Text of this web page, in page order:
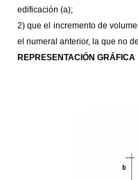
edificación (a);
2) que el incremento de
el numeral anterior, la que no
REPRESENTACIÓN GRÁFICA